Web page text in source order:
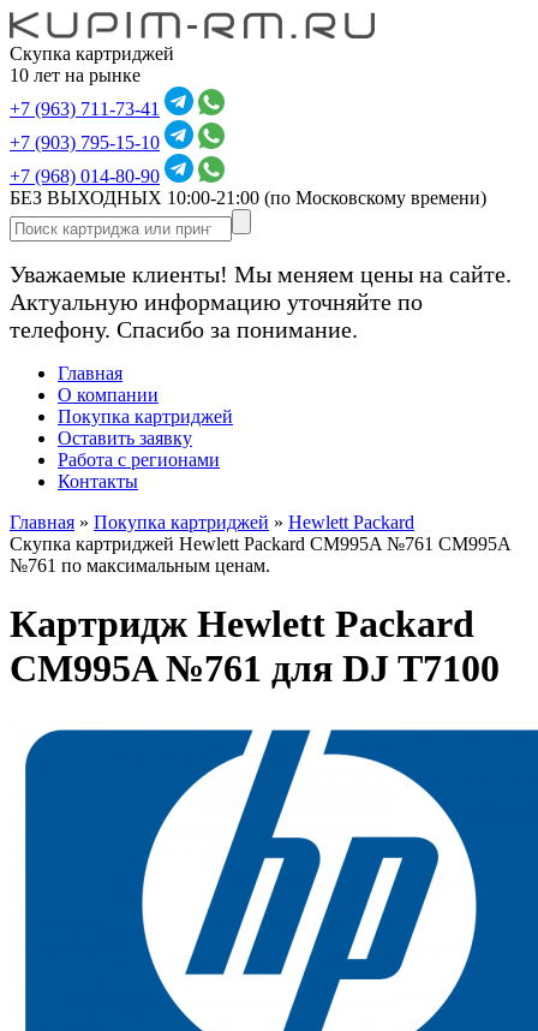
Скупка картриджей
10 лет на рынке
+7 (963) 711-73-41
+7 (903) 795-15-10
+7 (968) 014-80-90
БЕЗ ВЫХОДНЫХ 10:00-21:00 (по Московскому времени)
Уважаемые клиенты! Мы меняем цены на сайте.
Актуальную информацию уточняйте по
телефону. Спасибо за понимание.
Главная
О компании
Покупка картриджей
Оставить заявку
Работа с регионами
Контакты
Главная » Покупка картриджей » Hewlett Packard
Скупка картриджей Hewlett Packard CM995A №761 CM995A
№761 по максимальным ценам.
Картридж Hewlett Packard
CM995A №761 для DJ T7100